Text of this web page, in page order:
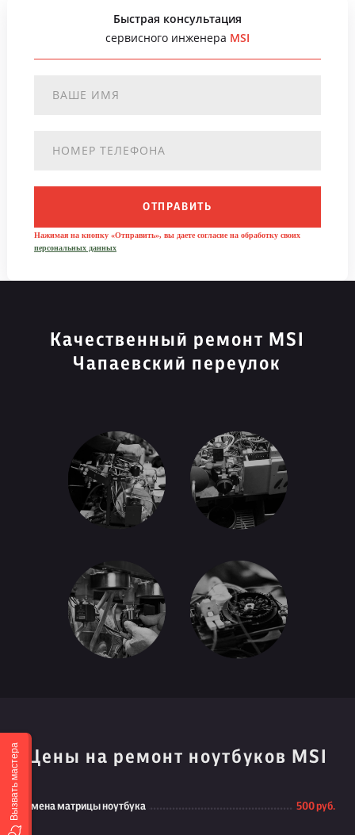
Быстрая консультация
сервисного инженера MSI
ОТПРАВИТЬ
Нажимая на кнопку «Отправить», вы даете согласие на обработку своих
персональных данных
Качественный ремонт MSI
Чапаевский переулок
Цены на ремонт ноутбуков MSI
Замена матрицы ноутбука 500 руб.
Вызвать мастера